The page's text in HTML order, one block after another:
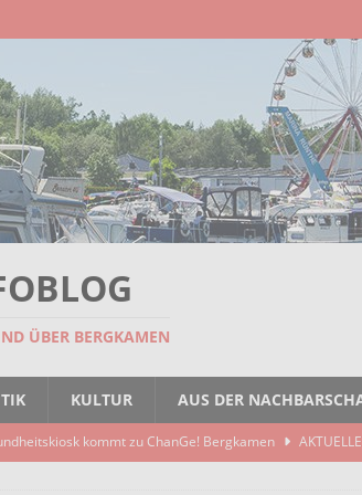
ÜBER BERGKAMEN
KULTUR AUS DER
kommt zu ChanGe! Bergkamen